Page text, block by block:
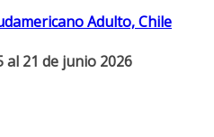
Adulto, Chile
al 21 de junio 2026